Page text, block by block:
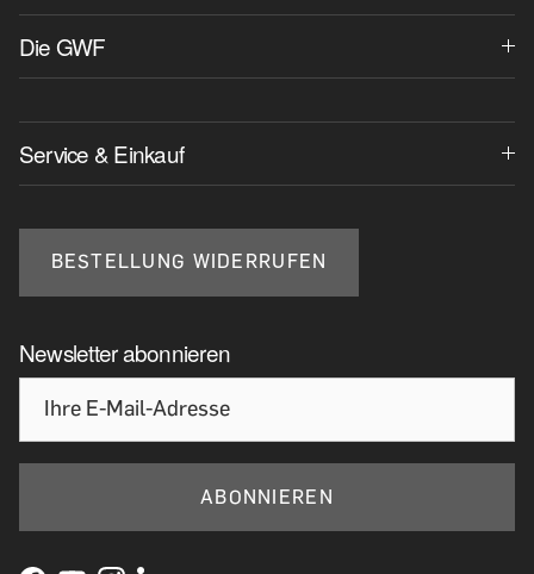
Die GWF
Service & Einkauf
BESTELLUNG WIDERRUFEN
Newsletter abonnieren
ABONNIEREN